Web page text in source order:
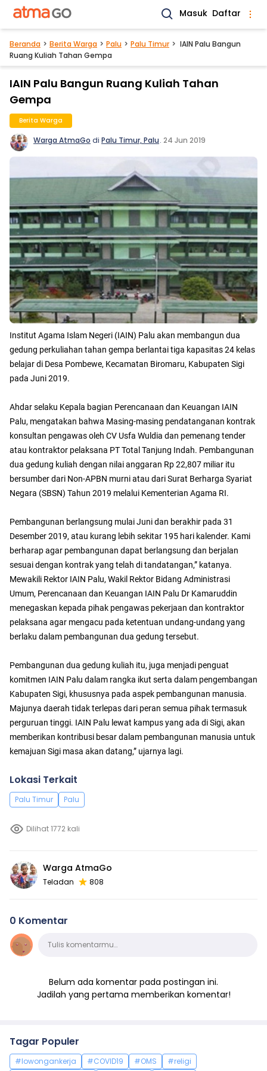
Masuk Daftar
Beranda Berita Warga Palu Palu Timur
IAIN Palu Bangun
Ruang Kuliah Tahan Gempa
IAIN Palu Bangun Ruang Kuliah Tahan
Gempa
Berita Warga
Warga AtmaGo di Palu Timur, Palu. 24 Jun 2019
Institut Agama Islam Negeri (IAIN) Palu akan membangun dua
gedung perkuliahan tahan gempa berlantai tiga kapasitas 24 kelas
belajar di Desa Pombewe, Kecamatan Biromaru, Kabupaten Sigi
pada Juni 2019.
Ahdar selaku Kepala bagian Perencanaan dan Keuangan IAIN
Palu, mengatakan bahwa Masing-masing pendatanganan kontrak
konsultan pengawas oleh CV Usfa Wuldia dan pemenang tender
atau kontraktor pelaksana PT Total Tanjung Indah. Pembangunan
dua gedung kuliah dengan nilai anggaran Rp 22,807 miliar itu
bersumber dari Non-APBN murni atau dari Surat Berharga Syariat
Negara (SBSN) Tahun 2019 melalui Kementerian Agama RI.
Pembangunan berlangsung mulai Juni dan berakhir pada 31
Desember 2019, atau kurang lebih sekitar 195 hari kalender. Kami
berharap agar pembangunan dapat berlangsung dan berjalan
sesuai dengan kontrak yang telah di tandatangan,” katanya.
Mewakili Rektor IAIN Palu, Wakil Rektor Bidang Administrasi
Umum, Perencanaan dan Keuangan IAIN Palu Dr Kamaruddin
menegaskan kepada pihak pengawas pekerjaan dan kontraktor
pelaksana agar mengacu pada ketentuan undang-undang yang
berlaku dalam pembangunan dua gedung tersebut.
Pembangunan dua gedung kuliah itu, juga menjadi penguat
komitmen IAIN Palu dalam rangka ikut serta dalam pengembangan
Kabupaten Sigi, khususnya pada aspek pembangunan manusia.
Majunya daerah tidak terlepas dari peran semua pihak termasuk
perguruan tinggi. IAIN Palu lewat kampus yang ada di Sigi, akan
memberikan kontribusi besar dalam pembangunan manusia untuk
kemajuan Sigi masa akan datang,” ujarnya lagi.
Lokasi Terkait
Palu Timur Palu
Dilihat 1772 kali
Warga AtmaGo
Teladan 808
0 Komentar
KomentarTulis komentarmu…
Belum ada komentar pada postingan ini.
Jadilah yang pertama memberikan komentar!
Tagar Populer
#lowongankerja #COVID19 #OMS #religi